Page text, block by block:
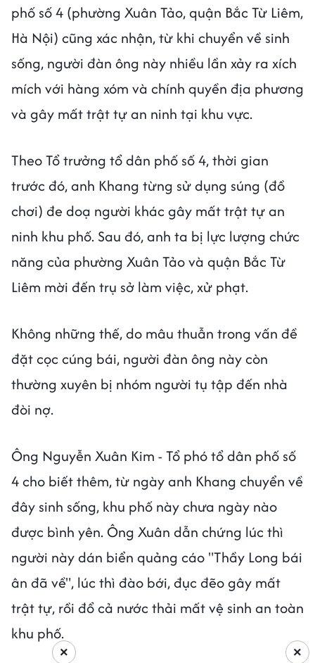
phố số 4 (phường Xuân Tảo, quận Bắc Từ Liêm,
Hà Nội) cũng xác nhận, từ khi chuyển về sinh
sống, người đàn ông này nhiều lần xảy ra xích
mích với hàng xóm và chính quyền địa phương
và gây mất trật tự an ninh tại khu vực.
Theo Tổ trưởng tổ dân phố số 4, thời gian
trước đó, anh Khang từng sử dụng súng (đồ
chơi) đe doạ người khác gây mất trật tự an
ninh khu phố. Sau đó, anh ta bị lực lượng chức
năng của phường Xuân Tảo và quận Bắc Từ
Liêm mời đến trụ sở làm việc, xử phạt.
Không những thế, do mâu thuẫn trong vấn đề
đặt cọc cúng bái, người đàn ông này còn
thường xuyên bị nhóm người tụ tập đến nhà
đòi nợ.
Ông Nguyễn Xuân Kim - Tổ phó tổ dân phố số
4 cho biết thêm, từ ngày anh Khang chuyển về
đây sinh sống, khu phố này chưa ngày nào
được bình yên. Ông Xuân dẫn chứng lúc thì
người này dán biển quảng cáo "Thầy Long bái
ân đã về", lúc thì đào bới, đục đẽo gây mất
trật tự, rồi đổ cả nước thải mất vệ sinh an toàn
khu phố.
×
×